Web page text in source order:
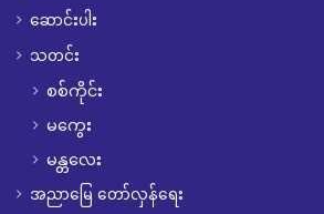
ဆောင်းပါး
သတင်း
စစ်ကိုင်း
မကွေး
မန္တလေး
အညာမြေ တော်လှန်ရေး